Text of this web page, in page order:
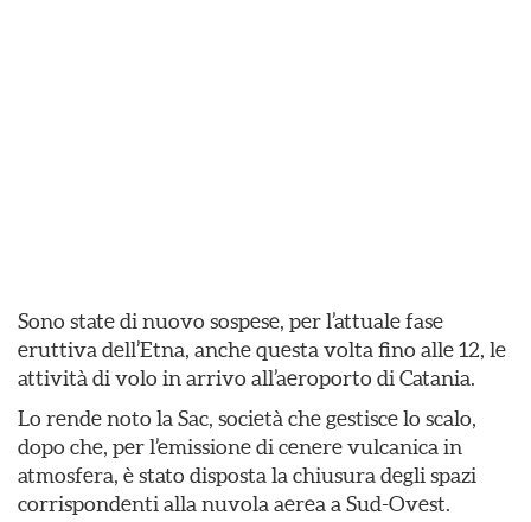
Sono state di nuovo sospese, per l’attuale fase
eruttiva dell’Etna, anche questa volta fino alle 12, le
attività di volo in arrivo all’aeroporto di Catania.
Lo rende noto la Sac, società che gestisce lo scalo,
dopo che, per l’emissione di cenere vulcanica in
atmosfera, è stato disposta la chiusura degli spazi
corrispondenti alla nuvola aerea a Sud-Ovest.